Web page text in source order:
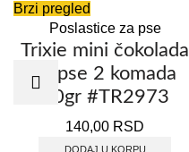
Brzi pregled
Poslastice za pse
Trixie mini čokolada
za pse 2 komada
30gr #TR2973
140,00 RSD
DODAJ U KORPU